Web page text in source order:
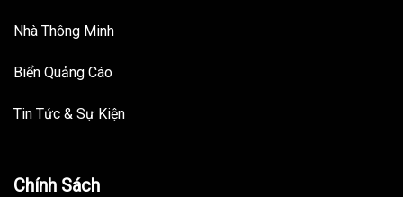
Nhà Thông Minh
Biển Quảng Cáo
Tin Tức & Sự Kiện
Chính Sách